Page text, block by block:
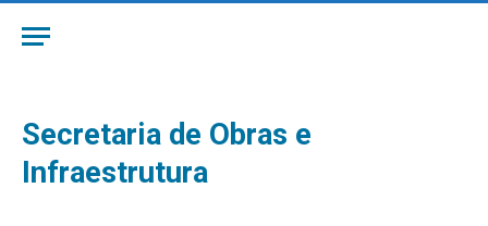
Secretaria de Obras e
Infraestrutura